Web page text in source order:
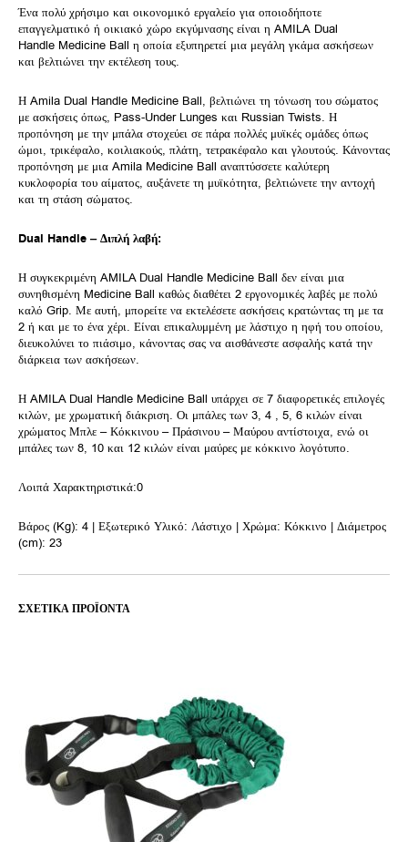
Ένα πολύ χρήσιμο και οικονομικό εργαλείο για οποιοδήποτε
επαγγελματικό ή οικιακό χώρο εκγύμνασης είναι η AMILA Dual
Handle Medicine Ball η οποία εξυπηρετεί μια μεγάλη γκάμα ασκήσεων
και βελτιώνει την εκτέλεση τους.
Η Amila Dual Handle Medicine Ball, βελτιώνει τη τόνωση του σώματος
με ασκήσεις όπως, Pass-Under Lunges και Russian Twists. Η
προπόνηση με την μπάλα στοχεύει σε πάρα πολλές μυϊκές ομάδες όπως
ώμοι, τρικέφαλο, κοιλιακούς, πλάτη, τετρακέφαλο και γλουτούς. Κάνοντας
προπόνηση με μια Amila Medicine Ball αναπτύσσετε καλύτερη
κυκλοφορία του αίματος, αυξάνετε τη μυϊκότητα, βελτιώνετε την αντοχή
και τη στάση σώματος.
Dual Handle – Διπλή λαβή:
Η συγκεκριμένη AMILA Dual Handle Medicine Ball δεν είναι μια
συνηθισμένη Medicine Ball καθώς διαθέτει 2 εργονομικές λαβές με πολύ
καλό Grip. Με αυτή, μπορείτε να εκτελέσετε ασκήσεις κρατώντας τη με τα
2 ή και με το ένα χέρι. Είναι επικαλυμμένη με λάστιχο η ηφή του οποίου,
διευκολύνει το πιάσιμο, κάνοντας σας να αισθάνεστε ασφαλής κατά την
διάρκεια των ασκήσεων.
Η AMILA Dual Handle Medicine Ball υπάρχει σε 7 διαφορετικές επιλογές
κιλών, με χρωματική διάκριση. Οι μπάλες των 3, 4 , 5, 6 κιλών είναι
χρώματος Μπλε – Κόκκινου – Πράσινου – Μαύρου αντίστοιχα, ενώ οι
μπάλες των 8, 10 και 12 κιλών είναι μαύρες με κόκκινο λογότυπο.
Λοιπά Χαρακτηριστικά:0
Βάρος (Kg): 4 | Εξωτερικό Υλικό: Λάστιχο | Χρώμα: Κόκκινο | Διάμετρος
(cm): 23
ΣΧΕΤΙΚΆ ΠΡΟΪΌΝΤΑ